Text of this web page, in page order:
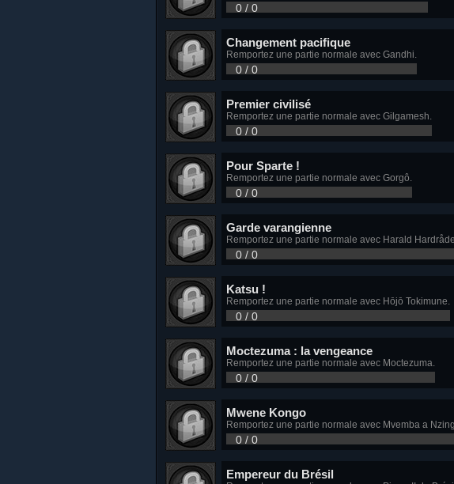
0 / 0
Changement pacifique
Remportez une partie normale avec Gandhi.
0 / 0
Premier civilisé
Remportez une partie normale avec Gilgamesh.
0 / 0
Pour Sparte !
Remportez une partie normale avec Gorgô.
0 / 0
Garde varangienne
Remportez une partie normale avec Harald Hardråde.
0 / 0
Katsu !
Remportez une partie normale avec Hōjō Tokimune.
0 / 0
Moctezuma : la vengeance
Remportez une partie normale avec Moctezuma.
0 / 0
Mwene Kongo
Remportez une partie normale avec Mvemba a
0 / 0
Empereur du Brésil